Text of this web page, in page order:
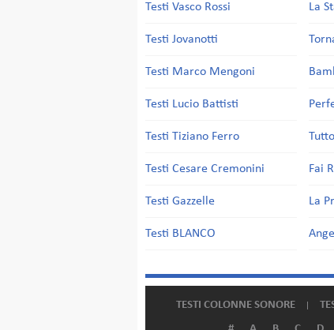
Testi Vasco Rossi
Testi Jovanotti
Testi Marco Mengoni
Testi Lucio Battisti
Testi Tiziano Ferro
Testi Cesare Cremonini
Testi Gazzelle
Testi BLANCO
La
Fai
La
TESTI COLONNE SONORE